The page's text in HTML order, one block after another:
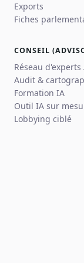
Exports
Fiches
CONSEIL
Réseau d'experts
Audit &
Formation IA
Outil IA sur
Lobbying ciblé